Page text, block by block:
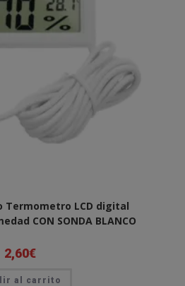
LCD digital
CON SONDA BLANCO
2,60€
al carrito